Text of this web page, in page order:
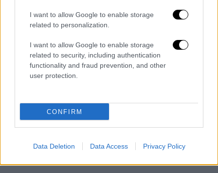
I want to allow Google to enable storage
related to personalization.
I want to allow Google to enable storage
related to security, including authentication
functionality and fraud prevention, and other
user protection.
CONFIRM
Data Deletion Data Access Privacy Policy
μεθοδεύσεων που έχουν μεσολαβήσει»,
δήλωσε χαρακτηριστικά στην κάμερα του